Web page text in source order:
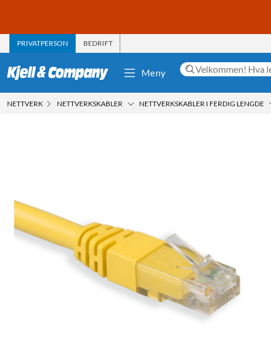
PRIVATPERSON BEDRIFT
Meny
NETTVERK NETTVERKSKABLER NETTVERKSKABLER I FERDIG LENGDE